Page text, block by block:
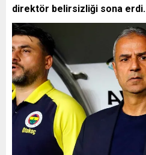
direktör belirsizliği sona erdi.